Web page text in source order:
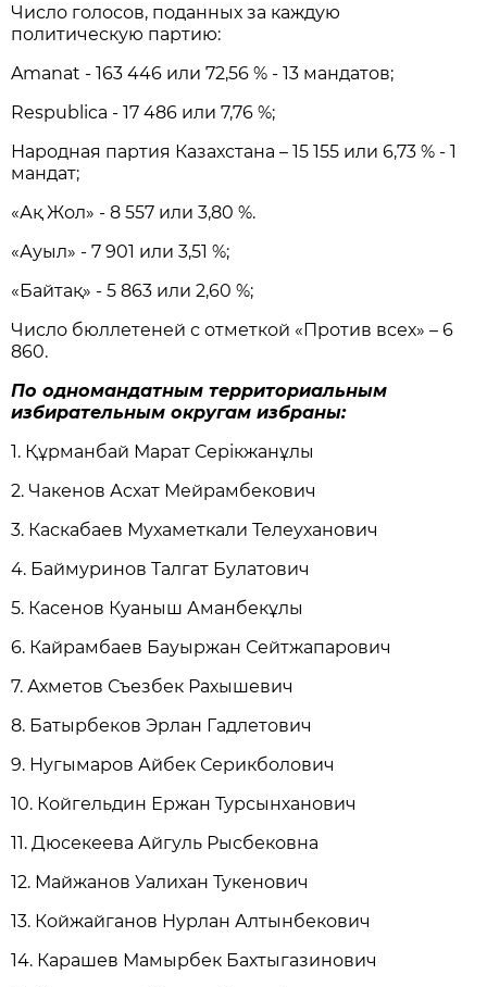
Число голосов, поданных за каждую
политическую партию:
Amanat - 163 446 или 72,56 % - 13 мандатов;
Respublica - 17 486 или 7,76 %;
Народная партия Казахстана – 15 155 или 6,73 % - 1
мандат;
«Ақ Жол» - 8 557 или 3,80 %.
«Ауыл» - 7 901 или 3,51 %;
«Байтақ» - 5 863 или 2,60 %;
Число бюллетеней с отметкой «Против всех» – 6
860.
По одномандатным территориальным
избирательным округам избраны:
1. Құрманбай Марат Серікжанұлы
2. Чакенов Асхат Мейрамбекович
3. Каскабаев Мухаметкали Телеуханович
4. Баймуринов Талгат Булатович
5. Касенов Куаныш Аманбекұлы
6. Кайрамбаев Бауыржан Сейтжапарович
7. Ахметов Съезбек Рахышевич
8. Батырбеков Эрлан Гадлетович
9. Нугымаров Айбек Серикболович
10. Койгельдин Ержан Турсынханович
11. Дюсекеева Айгуль Рысбековна
12. Майжанов Уалихан Тукенович
13. Койжайганов Нурлан Алтынбекович
14. Карашев Мамырбек Бахтыгазинович